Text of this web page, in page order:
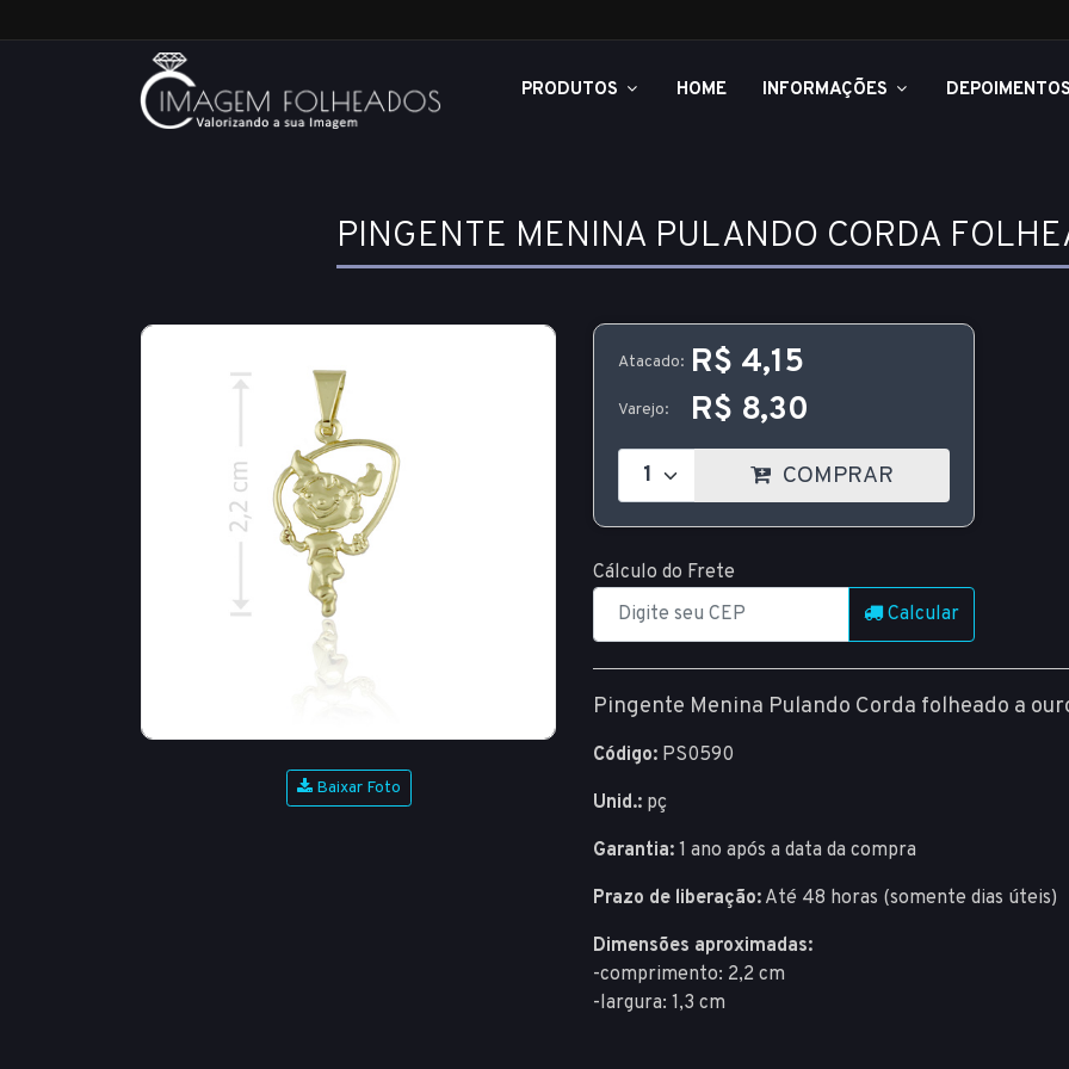
PRODUTOS HOME INFORMAÇÕES
PINGENTE MENINA PULANDO CORDA
Baixar Foto
Atacado: R$ 4,15
Varejo: R$ 8,30
COMPRAR
Cálculo do Frete
Calcular
Pingente Menina Pulando Corda folheado a
Código: PS0590
Unid.: pç
Garantia: 1 ano após a data da compra
Prazo de liberação: Até 48 horas (somente dias úteis)
Dimensões aproximadas:
-comprimento: 2,2 cm
-largura: 1,3 cm